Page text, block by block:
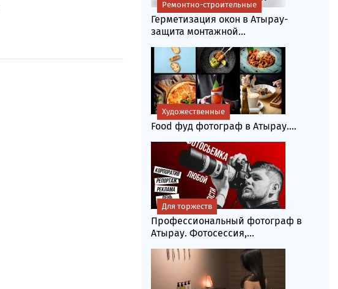
Герметизация окон в Атырау-
защита монтажной...
Ремонтно-строительные
Food фуд фотограф в Атырау....
Художественные
Профессиональный фотограф в
Атырау. Фотосессия,...
Для торжеств